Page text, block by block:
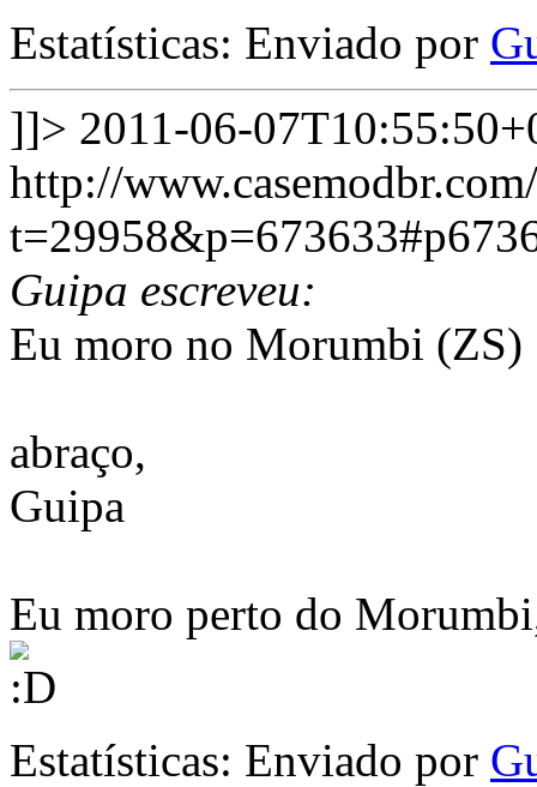
Estatísticas: Enviado por
]]> 2011-06-
http://
Guipa escreveu:
Eu moro no Morumbi (ZS)
abraço,
Guipa
Eu moro perto do
Estatísticas: Enviado por